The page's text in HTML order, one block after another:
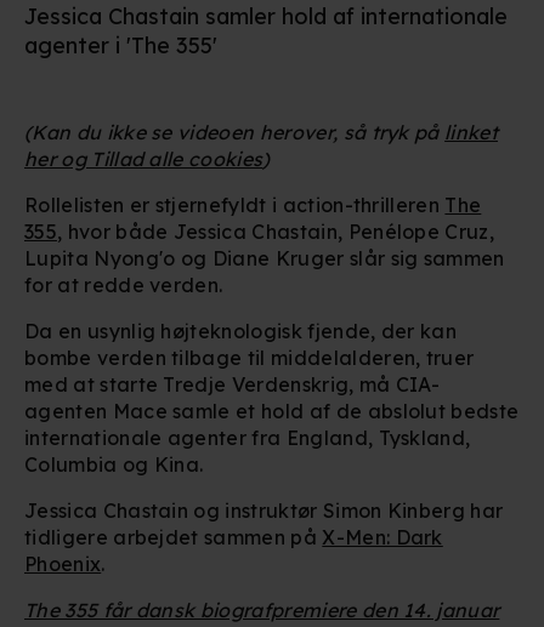
Jessica Chastain samler hold af internationale
agenter i 'The 355'
(Kan du ikke se videoen herover, så tryk på linket
her og Tillad alle cookies)
Rollelisten er stjernefyldt i action-thrilleren The
355, hvor både Jessica Chastain, Penélope Cruz,
Lupita Nyong'o og Diane Kruger slår sig sammen
for at redde verden.
Da en usynlig højteknologisk fjende, der kan
bombe verden tilbage til middelalderen, truer
med at starte Tredje Verdenskrig, må CIA-
agenten Mace samle et hold af de abslolut bedste
internationale agenter fra England, Tyskland,
Columbia og Kina.
Jessica Chastain og instruktør Simon Kinberg har
tidligere arbejdet sammen på X-Men: Dark
Phoenix.
The 355 får dansk biografpremiere den 14. januar